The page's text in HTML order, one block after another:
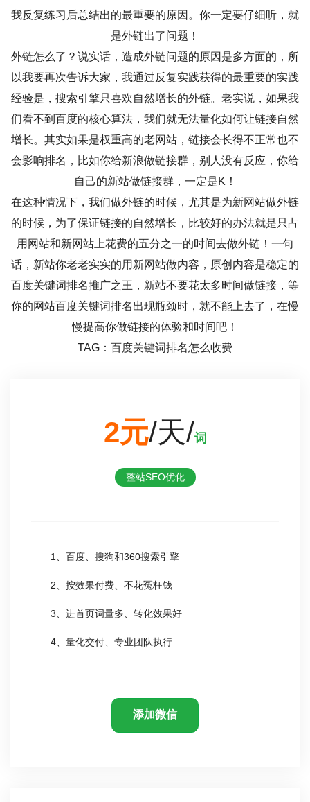
我反复练习后总结出的最重要的原因。你一定要仔细听，就
是外链出了问题！
外链怎么了？说实话，造成外链问题的原因是多方面的，所
以我要再次告诉大家，我通过反复实践获得的最重要的实践
经验是，搜索引擎只喜欢自然增长的外链。老实说，如果我
们看不到百度的核心算法，我们就无法量化如何让链接自然
增长。其实如果是权重高的老网站，链接会长得不正常也不
会影响排名，比如你给新浪做链接群，别人没有反应，你给
自己的新站做链接群，一定是K！
在这种情况下，我们做外链的时候，尤其是为新网站做外链
的时候，为了保证链接的自然增长，比较好的办法就是只占
用网站和新网站上花费的五分之一的时间去做外链！一句
话，新站你老老实实的用新网站做内容，原创内容是稳定的
百度关键词排名推广之王，新站不要花太多时间做链接，等
你的网站百度关键词排名出现瓶颈时，就不能上去了，在慢
慢提高你做链接的体验和时间吧！
TAG：百度关键词排名怎么收费
2元/天/词
整站SEO优化
1、百度、搜狗和360搜索引擎
2、按效果付费、不花冤枉钱
3、进首页词量多、转化效果好
4、量化交付、专业团队执行
添加微信